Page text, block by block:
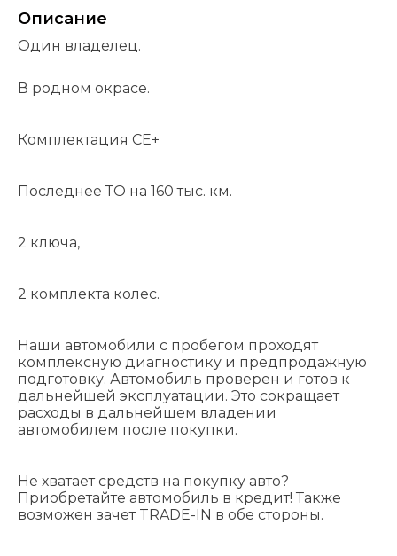
Описание
Один владелец.
В родном окрасе.
Комплектация СЕ+
Последнее ТО на 160 тыс. км.
2 ключа,
2 комплекта колес.
Наши автомобили с пробегом проходят
комплексную диагностику и предпродажную
подготовку. Автомобиль проверен и готов к
дальнейшей эксплуатации. Это сокращает
расходы в дальнейшем владении
автомобилем после покупки.
Не хватает средств на покупку авто?
Приобретайте автомобиль в кредит! Также
возможен зачет TRADE-IN в обе стороны.